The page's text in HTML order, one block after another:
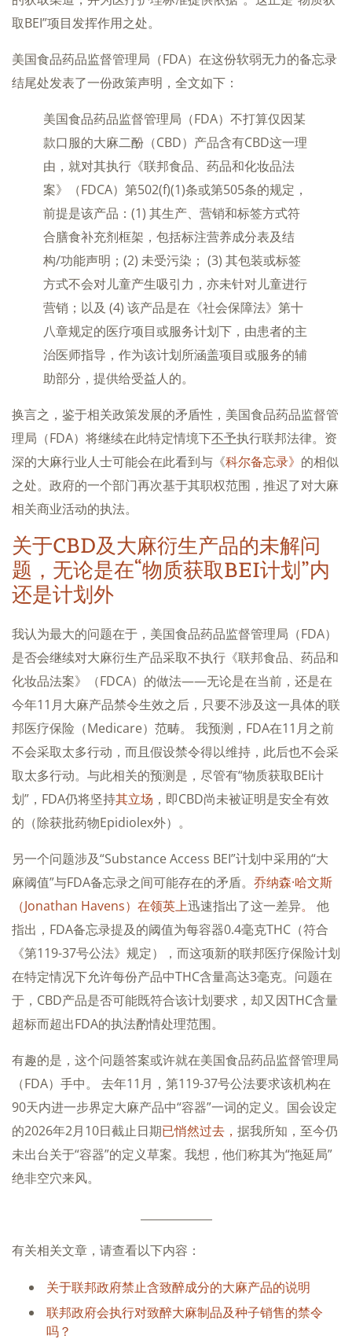
取BEI”项目发挥作用之处。
美国食品药品监督管理局（FDA）在这份软弱无力的备忘录
结尾处发表了一份政策声明，全文如下：
美国食品药品监督管理局（FDA）不打算仅因某
款口服的大麻二酚（CBD）产品含有CBD这一理
由，就对其执行《联邦食品、药品和化妆品法
案》（FDCA）第502(f)(1)条或第505条的规定，
前提是该产品：(1) 其生产、营销和标签方式符
合膳食补充剂框架，包括标注营养成分表及结
构/功能声明；(2) 未受污染； (3) 其包装或标签
方式不会对儿童产生吸引力，亦未针对儿童进行
营销；以及 (4) 该产品是在《社会保障法》第十
八章规定的医疗项目或服务计划下，由患者的主
治医师指导，作为该计划所涵盖项目或服务的辅
助部分，提供给受益人的。
换言之，鉴于相关政策发展的矛盾性，美国食品药品监督管
理局（FDA）将继续在此特定情境下不予执行联邦法律。资
深的大麻行业人士可能会在此看到与《科尔备忘录》 的相似
之处。政府的一个部门再次基于其职权范围，推迟了对大麻
相关商业活动的执法。
关于CBD及大麻衍生产品的未解问
题，无论是在“物质获取BEI计划”内
还是计划外
我认为最大的问题在于，美国食品药品监督管理局（FDA）
是否会继续对大麻衍生产品采取不执行《联邦食品、药品和
化妆品法案》（FDCA）的做法——无论是在当前，还是在
今年11月大麻产品禁令生效之后，只要不涉及这一具体的联
邦医疗保险（Medicare）范畴。 我预测，FDA在11月之前
不会采取太多行动，而且假设禁令得以维持，此后也不会采
取太多行动。与此相关的预测是，尽管有“物质获取BEI计
划”，FDA仍将坚持其立场 ，即CBD尚未被证明是安全有效
的（除获批药物Epidiolex外）。
另一个问题涉及“Substance Access BEI”计划中采用的“大
麻阈值”与FDA备忘录之间可能存在的矛盾。 乔纳森·哈文斯
（Jonathan Havens）在领英上迅速指出了这一差异。
他
指出，FDA备忘录提及的阈值为每容器0.4毫克THC（符合
《第119-37号公法》规定），而这项新的联邦医疗保险计划
在特定情况下允许每份产品中THC含量高达3毫克。问题在
于，CBD产品是否可能既符合该计划要求，却又因THC含量
超标而超出FDA的执法酌情处理范围。
有趣的是，这个问题答案或许就在美国食品药品监督管理局
（FDA）手中。 去年11月，第119-37号公法要求该机构在
90天内进一步界定大麻产品中“容器”一词的定义。国会设定
的2026年2月10日截止日期已悄然过去， 据我所知，至今仍
未出台关于“容器”的定义草案。我想，他们称其为“拖延局”
绝非空穴来风。
有关相关文章，请查看以下内容：
关于联邦政府禁止含致醉成分的大麻产品的说明
联邦政府会执行对致醉大麻制品及种子销售的禁令
吗？